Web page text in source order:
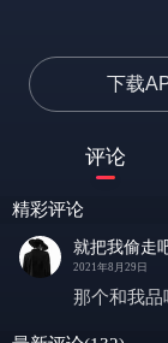
I
对
今夜
下载
评论
精彩评论
就把我偷走
2021年8月29日
那个和我